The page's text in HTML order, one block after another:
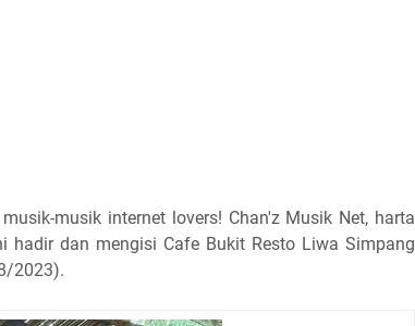
musik internet lovers! Chan'z Musik Net, harta
hadir dan mengisi Cafe Bukit Resto Liwa Simpang
2023).